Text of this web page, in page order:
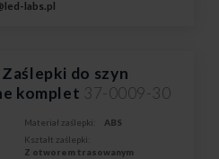
labs.pl
Zaślepki do szyn
komplet 37-0009-30
Materiał zaślepki:
ABS
Kształt zaślepki:
Z otworem trasowanym